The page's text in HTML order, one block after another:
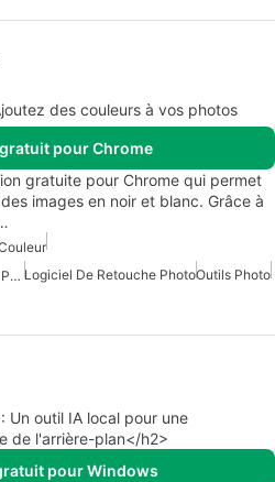
des couleurs à vos photos
pour Chrome
gratuite pour Chrome qui permet
images en noir et blanc. Grâce à
Extension De Sélecteur De Couleur Pour Chrome Logiciel De Retouche PhotoOutils Photo
Un outil IA local pour une
de l'arrière-plan</h2>
pour Windows